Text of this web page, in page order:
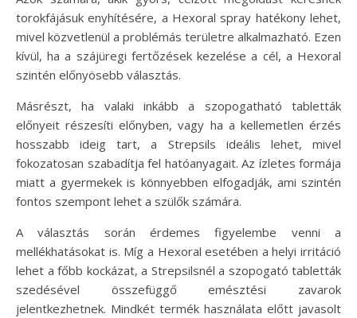
torokfájásuk enyhítésére, a Hexoral spray hatékony lehet,
mivel közvetlenül a problémás területre alkalmazható. Ezen
kívül, ha a szájüregi fertőzések kezelése a cél, a Hexoral
szintén előnyösebb választás.
Másrészt, ha valaki inkább a szopogatható tabletták
előnyeit részesíti előnyben, vagy ha a kellemetlen érzés
hosszabb ideig tart, a Strepsils ideális lehet, mivel
fokozatosan szabadítja fel hatóanyagait. Az ízletes formája
miatt a gyermekek is könnyebben elfogadják, ami szintén
fontos szempont lehet a szülők számára.
A választás során érdemes figyelembe venni a
mellékhatásokat is. Míg a Hexoral esetében a helyi irritáció
lehet a főbb kockázat, a Strepsilsnél a szopogató tabletták
szedésével összefüggő emésztési zavarok
jelentkezhetnek. Mindkét termék használata előtt javasolt